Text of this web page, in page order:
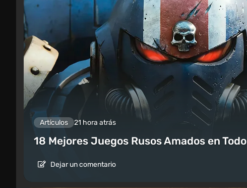
Artículos 21 hora atrás
18 Mejores Juegos Rusos Amados en
Dejar un comentario